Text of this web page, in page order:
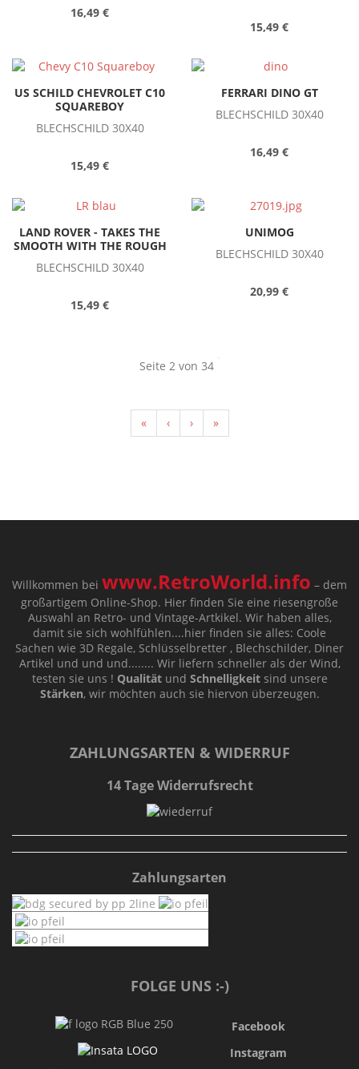
16,49 €
15,49 €
US SCHILD CHEVROLET C10
SQUAREBOY
BLECHSCHILD 30X40
15,49 €
FERRARI DINO GT
BLECHSCHILD 30X40
16,49 €
LAND ROVER - TAKES THE
SMOOTH WITH THE ROUGH
BLECHSCHILD 30X40
15,49 €
UNIMOG
BLECHSCHILD 30X40
20,99 €
Seite 2 von 34
« ‹ › »
Willkommen bei www.RetroWorld.info – dem
großartigem Online-Shop. Hier finden Sie eine riesengroße
Auswahl an Retro- und Vintage-Artkikel. Wir haben alles,
damit sie sich wohlfühlen....hier finden sie alles: Coole
Sachen wie 3D Regale, Schlüsselbretter , Blechschilder, Diner
Artikel und und und........ Wir liefern schneller als der Wind,
testen sie uns ! Qualitätund Schnelligkeitsind unsere
Stärken, wir möchten auch sie hiervon überzeugen.
ZAHLUNGSARTEN & WIDERRUF
14 Tage Widerrufsrecht
Zahlungsarten
FOLGE UNS :-)
Facebook
Instagram